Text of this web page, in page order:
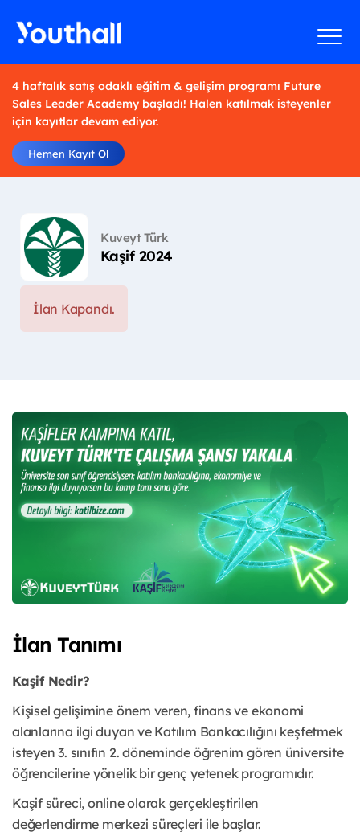
4 haftalık satış odaklı eğitim & gelişim programı Future
Sales Leader Academy başladı! Halen katılmak isteyenler
için kayıtlar devam ediyor.
Hemen Kayıt Ol
Kuveyt Türk
Kaşif 2024
İlan Kapandı.
İlan Tanımı
Kaşif Nedir?
Kişisel gelişimine önem veren, finans ve ekonomi
alanlarına ilgi duyan ve Katılım Bankacılığını keşfetmek
isteyen 3. sınıfın 2. döneminde öğrenim gören üniversite
öğrencilerine yönelik bir genç yetenek programıdır.
Kaşif süreci, online olarak gerçekleştirilen
değerlendirme merkezi süreçleri ile başlar.